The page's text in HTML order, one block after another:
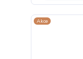
Akce